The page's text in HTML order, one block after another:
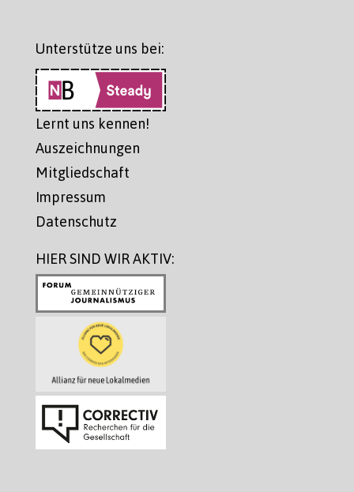
Unterstütze uns bei:
Lernt uns kennen!
Auszeichnungen
Mitgliedschaft
Impressum
Datenschutz
HIER SIND WIR AKTIV: